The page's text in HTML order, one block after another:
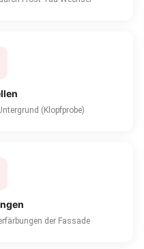
(Klopfprobe)
der Fassade